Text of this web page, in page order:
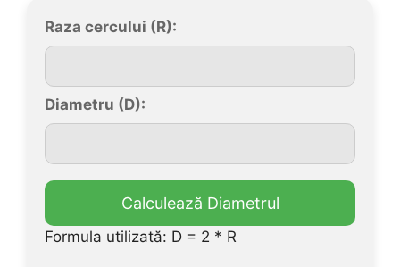
Raza cercului (R):
Diametru (D):
Calculează Diametrul
Formula utilizată: D = 2 * R